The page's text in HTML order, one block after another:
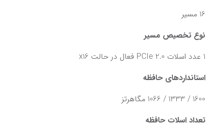
16 مسیر
نوع تخصیص مسیر
1 عدد اسلات PCIe 2.0 فعال در حالت x16
استانداردهای حافظه
1600 / 1333 / 1066 مگاهرتز
تعداد اسلات حافظه